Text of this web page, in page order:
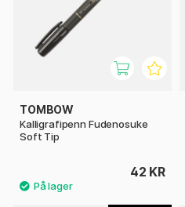
TOMBOW
Kalligrafipenn Fudenosuke
Soft Tip
42 KR